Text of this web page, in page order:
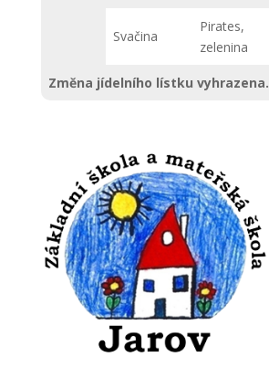
Svačina
Pirates,
zelenina
Změna jídelního lístku vyhrazena.